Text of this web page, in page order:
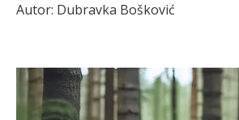
Autor: Dubravka Bošković